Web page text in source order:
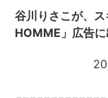
谷川りさこが、
HOMME」広告に